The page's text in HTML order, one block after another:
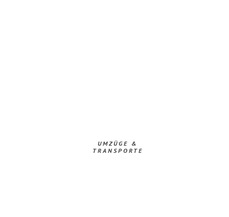
UMZÜGE &
TRANSPORTE